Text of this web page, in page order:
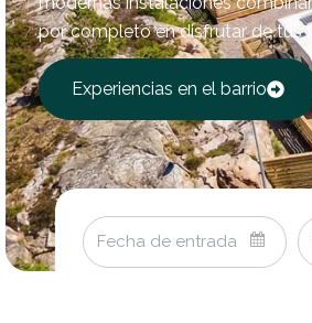
por completo en disfrutar de tus
Experiencias en el barrio